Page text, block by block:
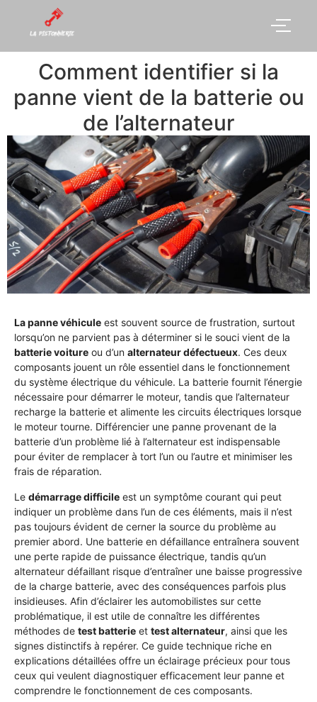
Comment identifier si la
panne vient de la batterie ou
de l’alternateur
La panne véhicule est souvent source de frustration, surtout
lorsqu’on ne parvient pas à déterminer si le souci vient de la
batterie voiture ou d’un alternateur défectueux. Ces deux
composants jouent un rôle essentiel dans le fonctionnement
du système électrique du véhicule. La batterie fournit l’énergie
nécessaire pour démarrer le moteur, tandis que l’alternateur
recharge la batterie et alimente les circuits électriques lorsque
le moteur tourne. Différencier une panne provenant de la
batterie d’un problème lié à l’alternateur est indispensable
pour éviter de remplacer à tort l’un ou l’autre et minimiser les
frais de réparation.
Le démarrage difficile est un symptôme courant qui peut
indiquer un problème dans l’un de ces éléments, mais il n’est
pas toujours évident de cerner la source du problème au
premier abord. Une batterie en défaillance entraînera souvent
une perte rapide de puissance électrique, tandis qu’un
alternateur défaillant risque d’entraîner une baisse progressive
de la charge batterie, avec des conséquences parfois plus
insidieuses. Afin d’éclairer les automobilistes sur cette
problématique, il est utile de connaître les différentes
méthodes de test batterie et test alternateur, ainsi que les
signes distinctifs à repérer. Ce guide technique riche en
explications détaillées offre un éclairage précieux pour tous
ceux qui veulent diagnostiquer efficacement leur panne et
comprendre le fonctionnement de ces composants.